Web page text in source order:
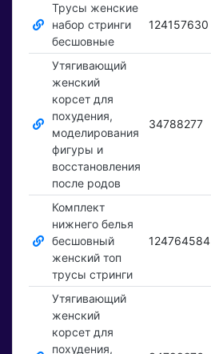
Трусы женские
набор стринги
бесшовные
124157630
Утягивающий
женский
корсет для
похудения,
моделирования
фигуры и
восстановления
после родов
34788277
Комплект
нижнего белья
бесшовный
женский топ
трусы стринги
124764584
Утягивающий
женский
корсет для
похудения,